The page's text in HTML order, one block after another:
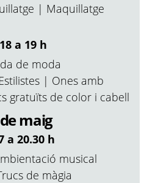
| Maquillatge
a 19 h
de moda
| Ones amb
gratuïts de color i cabell
maig
a 20.30 h
musical
de màgia